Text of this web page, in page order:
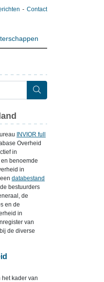
Contact
INVIOR full
Overheid
in
benoemde
in
databestand
bestuurders
de
en de
in
van
de diverse
het kader van